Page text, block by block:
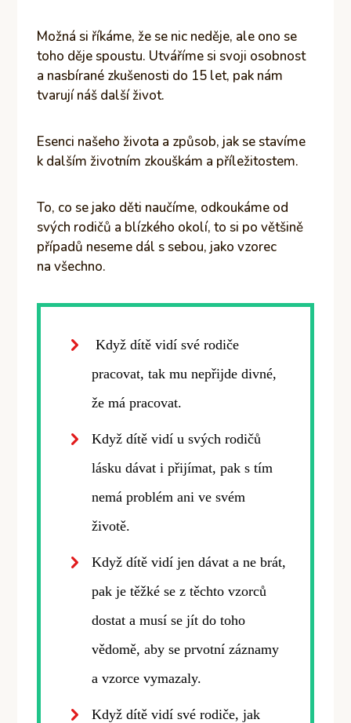
Možná si říkáme, že se nic neděje, ale ono se
toho děje spoustu. Utváříme si svoji osobnost
a nasbírané zkušenosti do 15 let, pak nám
tvarují náš další život.
Esenci našeho života a způsob, jak se stavíme
k dalším životním zkouškám a příležitostem.
To, co se jako děti naučíme, odkoukáme od
svých rodičů a blízkého okolí, to si po většině
případů neseme dál s sebou, jako vzorec
na všechno.
Když dítě vidí své rodiče
pracovat, tak mu nepřijde divné,
že má pracovat.
Když dítě vidí u svých rodičů
lásku dávat i přijímat, pak s tím
nemá problém ani ve svém
životě.
Když dítě vidí jen dávat a ne brát,
pak je těžké se z těchto vzorců
dostat a musí se jít do toho
vědomě, aby se prvotní záznamy
a vzorce vymazaly.
Když dítě vidí své rodiče, jak